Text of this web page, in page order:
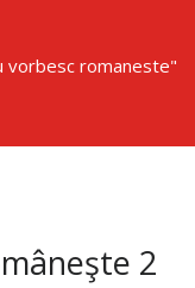
vorbesc romaneste"
2